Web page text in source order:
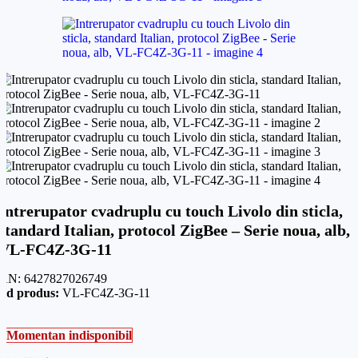
cvadruplu cu touch Livolo din sticla,
Italian, protocol ZigBee – Serie noua, alb,
FC4Z-3G-11
6427827026749
produs: VL-FC4Z-3G-11
Momentan indisponibil